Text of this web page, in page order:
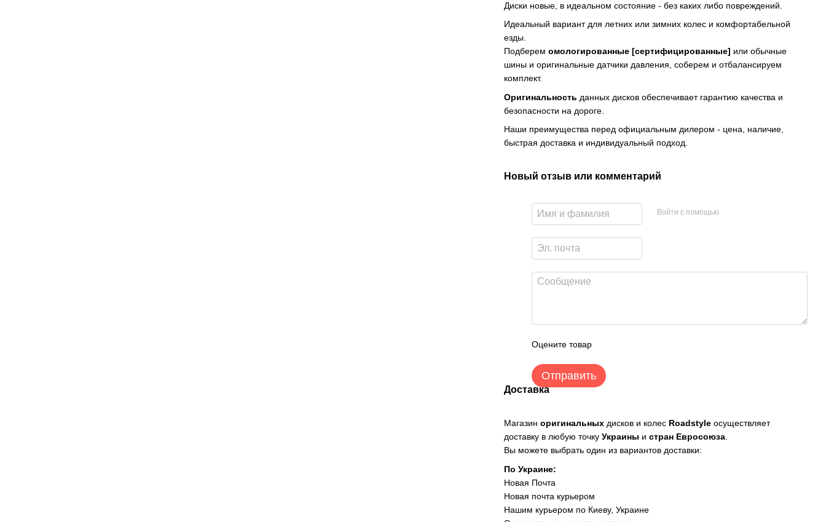
Диски новые, в идеальном состояние - без каких либо повреждений.
Идеальный вариант для летних или зимних колес и комфортабельной
езды.
Подберемомологированные [сертифицированные] или обычные
шины и оригинальные датчики давления, соберем и отбалансируем
комплект.
Оригинальность данных дисков обеспечивает гарантию качества и
безопасности на дороге.
Наши преимущества перед официальным дилером - цена, наличие,
быстрая доставка и индивидуальный подход.
Новый отзыв или комментарий
Войти с помощью
Оцените товар
Отправить
Доставка
Магазиноригинальных дисков и колес Roadstyle осуществляет
доставку в любую точкуУкраины истран Евросоюза
Вы можете выбрать один из вариантов доставки:
По Украине:
Новая Почта
Новая почта курьером
Нашим курьером по Киеву, Украине